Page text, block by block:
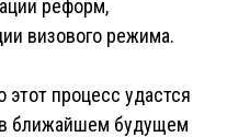
реформ,
визового режима.
процесс удастся
ближайшем будущем